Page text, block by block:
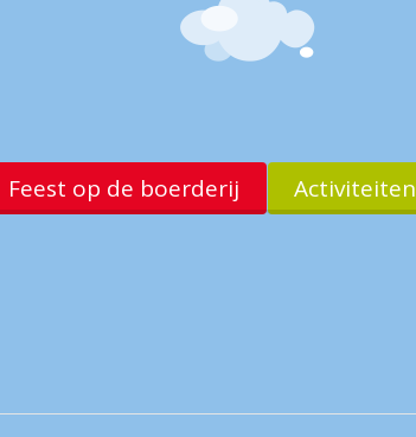
Feest op de boerderij Activiteiten